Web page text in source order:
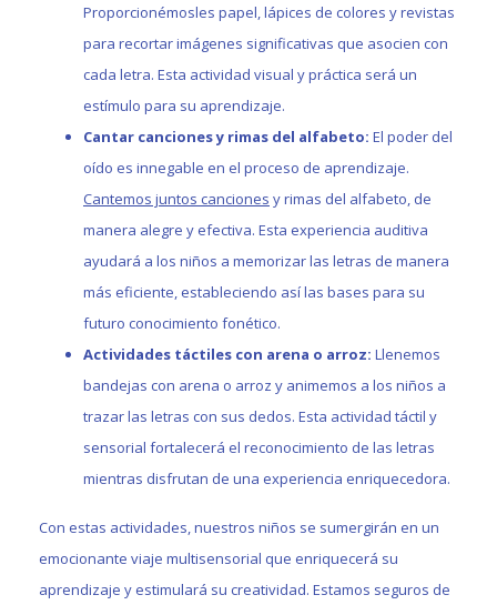
Proporcionémosles papel, lápices de colores y revistas
para recortar imágenes significativas que asocien con
cada letra. Esta actividad visual y práctica será un
estímulo para su aprendizaje.
Cantar canciones y rimas del alfabeto: El poder del
oído es innegable en el proceso de aprendizaje.
Cantemos juntos canciones y rimas del alfabeto, de
manera alegre y efectiva. Esta experiencia auditiva
ayudará a los niños a memorizar las letras de manera
más eficiente, estableciendo así las bases para su
futuro conocimiento fonético.
Actividades táctiles con arena o arroz: Llenemos
bandejas con arena o arroz y animemos a los niños a
trazar las letras con sus dedos. Esta actividad táctil y
sensorial fortalecerá el reconocimiento de las letras
mientras disfrutan de una experiencia enriquecedora.
Con estas actividades, nuestros niños se sumergirán en un
emocionante viaje multisensorial que enriquecerá su
aprendizaje y estimulará su creatividad. Estamos seguros de